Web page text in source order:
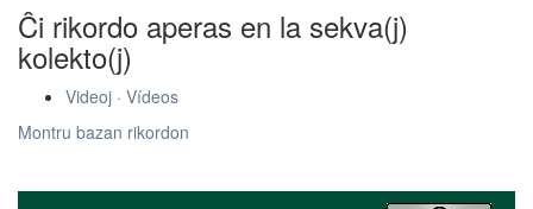
Ĉi rikordo aperas en la sekva(j)
kolekto(j)
Videoj · Vídeos
Montru bazan rikordon